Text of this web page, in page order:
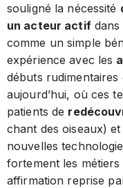
souligné la nécessité
un acteur actifdans
comme un simple
expérience avec les
débuts rudimentaires
aujourd’hui, où ces
patients de
chant des oiseaux)
nouvelles
fortement les
affirmation reprise